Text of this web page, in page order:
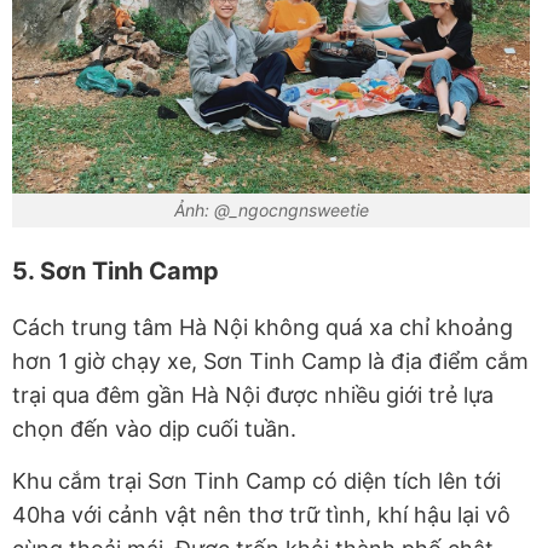
Ảnh: @_ngocngnsweetie
5. Sơn Tinh Camp
Cách trung tâm Hà Nội không quá xa chỉ khoảng
hơn 1 giờ chạy xe, Sơn Tinh Camp là địa điểm cắm
trại qua đêm gần Hà Nội được nhiều giới trẻ lựa
chọn đến vào dịp cuối tuần.
Khu cắm trại Sơn Tinh Camp có diện tích lên tới
40ha với cảnh vật nên thơ trữ tình, khí hậu lại vô